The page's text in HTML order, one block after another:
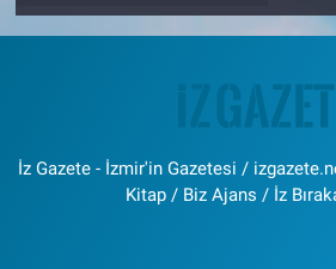
İz Gazete - İzmir'in Gazetesi /
Kitap / Biz Ajans / İz